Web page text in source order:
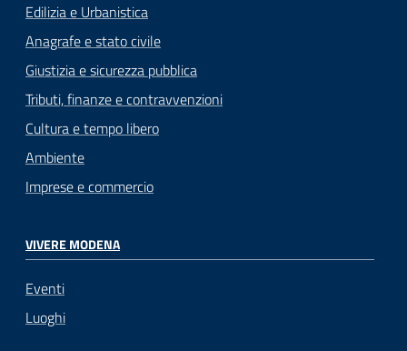
Edilizia e Urbanistica
Anagrafe e stato civile
Giustizia e sicurezza pubblica
Tributi, finanze e contravvenzioni
Cultura e tempo libero
Ambiente
Imprese e commercio
VIVERE MODENA
Eventi
Luoghi